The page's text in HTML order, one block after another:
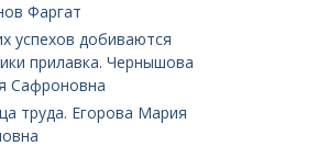
Фаргат
успехов добиваются
прилавка. Чер­нышова
Сафроновна
труда. Его­рова Мария